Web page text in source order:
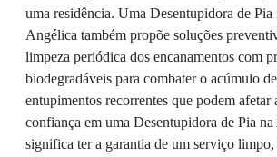
uma residência. Uma Desentupidora de Pia
Angélica também propõe soluções
limpeza periódica dos encanamentos com
biodegradáveis para combater o acúmulo
entupimentos recorrentes que podem afetar
confiança em uma Desentupidora de Pia
significa ter a garantia de um serviço